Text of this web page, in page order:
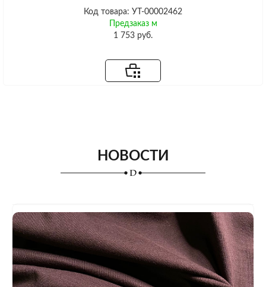
Код товара: УТ-00002462
Предзаказ м
1 753 руб.
НОВОСТИ